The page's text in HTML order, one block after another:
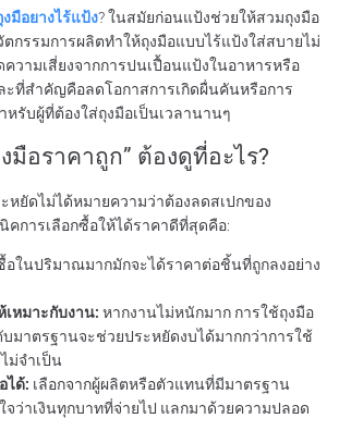
งมือยางไร้แป้ง? ในสมัยก่อนแป้งช่วยให้สวมถุงมือ
กรรมการผลิตทำให้ถุงมือแบบไร้แป้งใส่สบายไม่
วามเสี่ยงจากการปนเปื้อนแป้งในอาหารหรือ
ะที่สำคัญคือลดโอกาสการเกิดผื่นคันหรือการ
หรับผู้ที่ต้องใส่ถุงมือเป็นเวลานานๆ
มือราคาถูก” ต้องดูที่อะไร?
หยัดไม่ได้หมายความว่าต้องลดสเปกของ
คการเลือกซื้อให้ได้ราคาดีที่สุดคือ:
อในปริมาณมากมักจะได้ราคาต่อชิ้นที่ถูกลงอย่าง
เหมาะกับงาน: หากงานไม่หนักมาก การใช้ถุงมือ
มาตรฐานจะช่วยประหยัดงบได้มากกว่าการใช้
ม่จำเป็น
ได้: เลือกจากผู้ผลิตหรือตัวแทนที่มีมาตรฐาน
จว่าเงินทุกบาทที่จ่ายไป แลกมาด้วยความปลอด